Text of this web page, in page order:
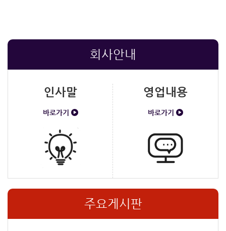
회사안내
인사말
바로가기
영업내용
바로가기
주요게시판